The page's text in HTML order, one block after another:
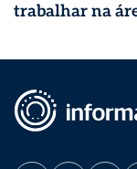
trabalhar na